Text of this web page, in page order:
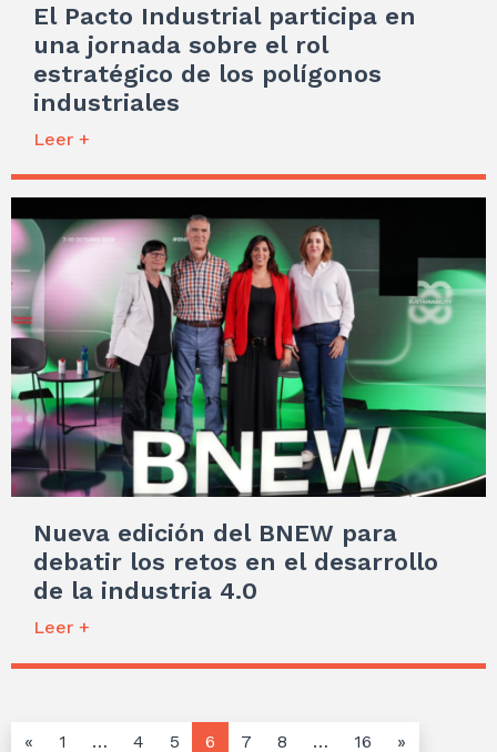
El Pacto Industrial participa en
una jornada sobre el rol
estratégico de los polígonos
industriales
Leer +
Nueva edición del BNEW para
debatir los retos en el desarrollo
de la industria 4.0
Leer +
« 1 … 4 5 6 7 8 … 16 »